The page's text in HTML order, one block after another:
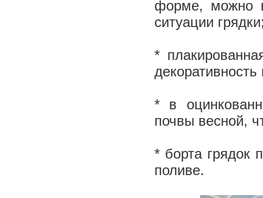
форме, можно
ситуации
*
* в
почвы весной,
* борта грядок
поливе.